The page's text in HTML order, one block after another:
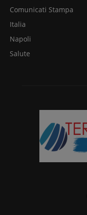
Comunicati Stampa
Italia
Napoli
Salute